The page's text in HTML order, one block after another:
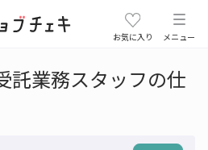
お気に入り メニュー
託業務スタッフの仕